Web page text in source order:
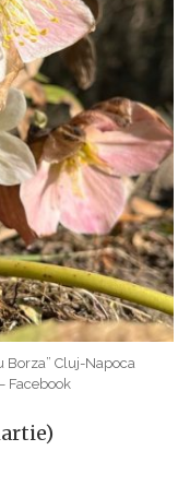
Borza” Cluj-Napoca
Facebook